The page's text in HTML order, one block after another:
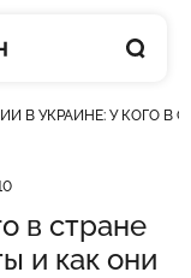
В УКРАИНЕ: У КОГО
переглядів
в стране
и как они